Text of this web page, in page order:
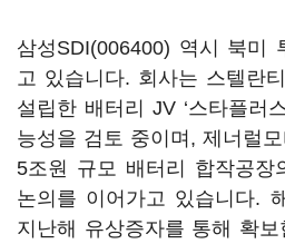
삼성SDI(006400) 역시 북미
고 있습니다. 회사는 스텔란
설립한 배터리 JV ‘스타플러
능성을 검토 중이며, 제너럴
5조원 규모 배터리 합작공장
논의를 이어가고 있습니다.
지난해 유상증자를 통해 확